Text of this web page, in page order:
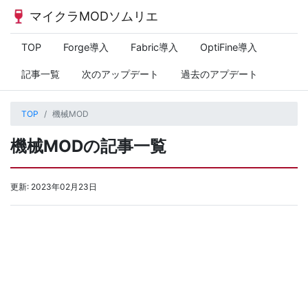
マイクラMODソムリエ
TOP Forge導入 Fabric導入 OptiFine導入
記事一覧 次のアップデート 過去のアプデート
TOP 機械MOD
機械MODの記事一覧
更新: 2023年02月23日